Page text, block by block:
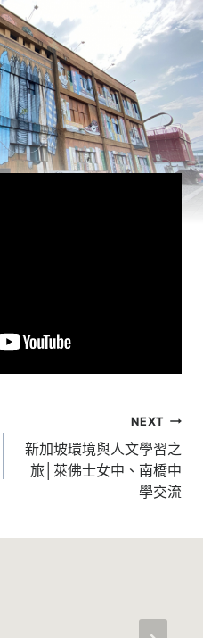
NEXT
新加坡環境與人文學習之
旅│萊佛士女中、南橋中
學交流